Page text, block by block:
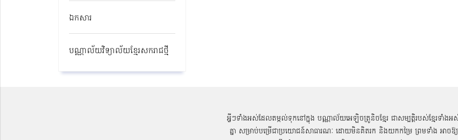
ឯកសារ
បណ្ណាល័យវិទ្យាល័យខ្មែរសករាជថ្មី​
អ្វីៗទាំងអស់ដែលតម្កល់ទុកនៅក្នុង បណ្ណាល័យអេឡិចត្រូនិចខ្មែរ ជាសម្បតិ្តរបស់ខ្មែរទាំងអ
គ្នា សម្រាប់បម្រើជាប្រយោជន៍សាធារណៈ ដោយមិនគិតរក និងយកកម្រៃ ព្រមទាំង អាចឱ្យ